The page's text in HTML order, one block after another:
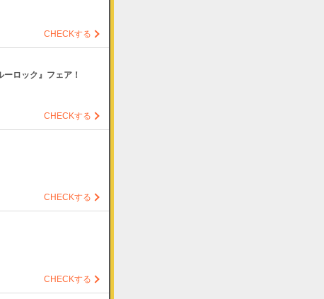
CHECKする
ロック』フェア！
CHECKする
CHECKする
CHECKする